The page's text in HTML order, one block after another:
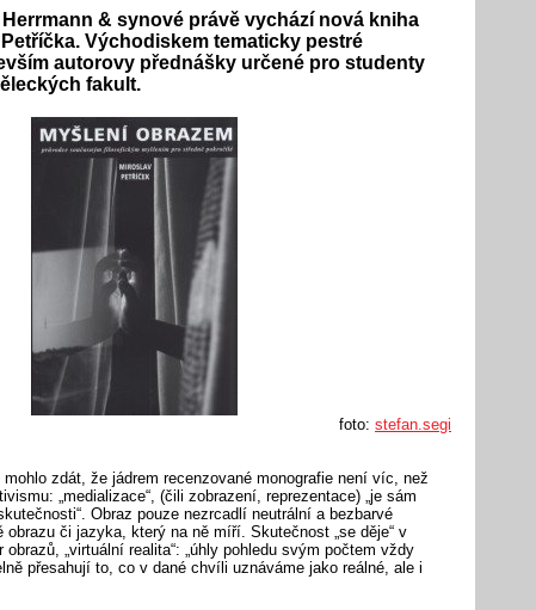
& synové právě vychází nová kniha
Východiskem tematicky pestré
autorovy přednášky určené pro studenty
fakult.
foto: stefan.segi
zdát, že jádrem recenzované monografie není víc, než
„medializace“, (čili zobrazení, reprezentace) „je sám
Obraz pouze nezrcadlí neutrální a bezbarvé
či jazyka, který na ně míří. Skutečnost „se děje“ v
„virtuální realita“: „úhly pohledu svým počtem vždy
přesahují to, co v dané chvíli uznáváme jako reálné, ale i